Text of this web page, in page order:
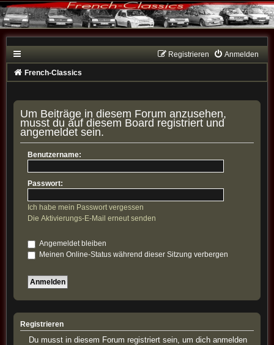
Anmelden
Registrieren
French-Classics
Um Beiträge in diesem Forum anzusehen,
musst du auf diesem Board registriert und
angemeldet sein.
Benutzername:
Passwort:
Ich habe mein Passwort vergessen
Die Aktivierungs-E-Mail erneut senden
Angemeldet bleiben
Meinen Online-Status während dieser Sitzung verbergen
Registrieren
Du musst in diesem Forum registriert sein, um dich anmelden